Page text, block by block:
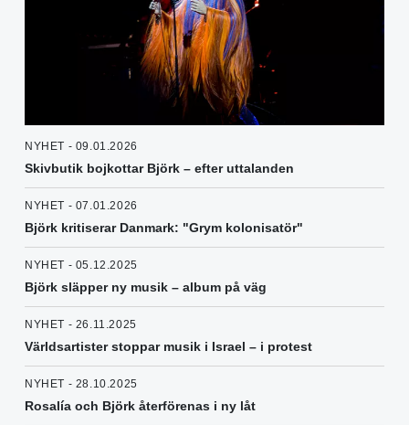
NYHET - 09.01.2026
Skivbutik bojkottar Björk – efter uttalanden
NYHET - 07.01.2026
Björk kritiserar Danmark: "Grym kolonisatör"
NYHET - 05.12.2025
Björk släpper ny musik – album på väg
NYHET - 26.11.2025
Världsartister stoppar musik i Israel – i protest
NYHET - 28.10.2025
Rosalía och Björk återförenas i ny låt